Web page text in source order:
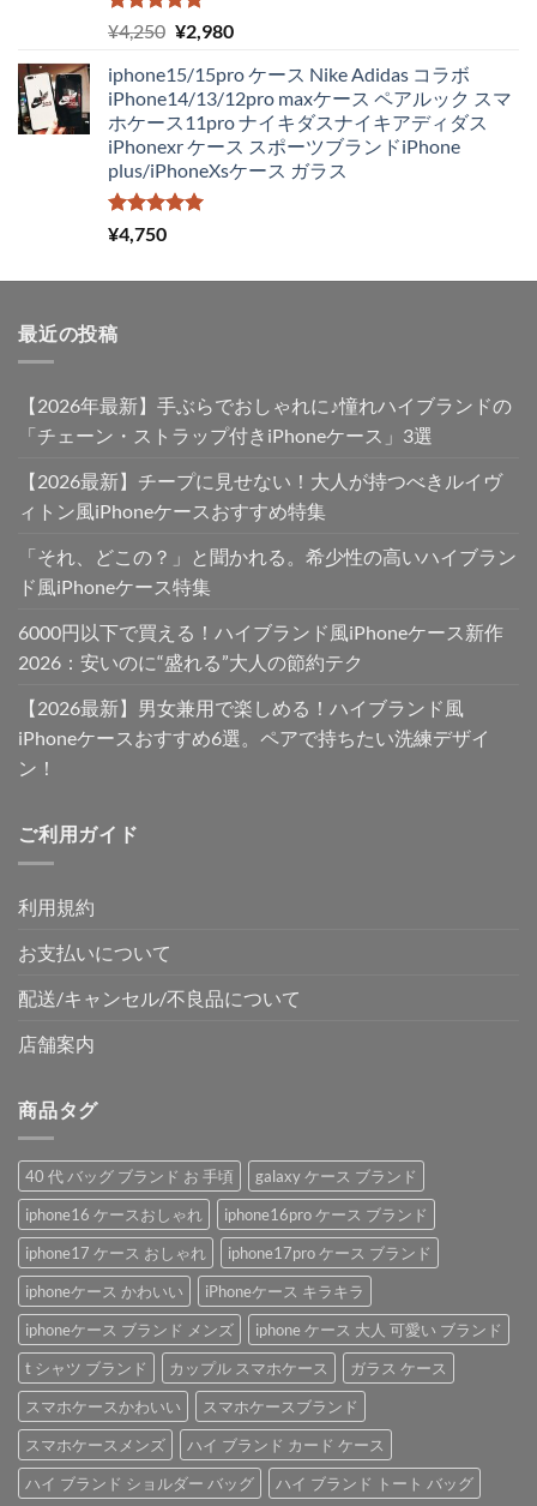
し
で
5段階中
5.00
の評価
¥4,250 元
価
格
は
¥4,250
で
し
¥2,980現
の
価
格
は
¥2,980
iphone15/15pro ケース Nike Adidas コラボ
iPhone14/13/12pro maxケース ペアルック スマ
ホケース11pro ナイキダスナイキアディダス
iPhonexr ケース スポーツブランドiPhone
plus/iPhoneXsケース ガラス
5段階中
5.00
¥4,750
最近の投稿
【2026年最新】手ぶらでおしゃれに♪憧れハイブランドの
「チェーン・ストラップ付きiPhoneケース」3選
【2026最新】チープに見せない！大人が持つべきルイヴ
ィトン風iPhoneケースおすすめ特集
「それ、どこの？」と聞かれる。希少性の高いハイブラン
ド風iPhoneケース特集
6000円以下で買える！ハイブランド風iPhoneケース新作
2026：安いのに“盛れる”大人の節約テク
【2026最新】男女兼用で楽しめる！ハイブランド風
iPhoneケースおすすめ6選。ペアで持ちたい洗練デザイ
ン！
ご利用ガイド
利用規約
お支払いについて
配送/キャンセル/不良品について
店舗案内
商品タグ
40 代 バッグ ブランド お 手頃
galaxy ケース ブランド
iphone16 ケースおしゃれ
iphone16pro ケース ブランド
iphone17 ケース おしゃれ
iphone17pro ケース ブランド
iphoneケース かわいい
iPhoneケース キラキラ
iphoneケース ブランド メンズ
iphone ケース 大人 可愛い ブランド
t シャツ ブランド
カップル スマホケース
ガラス ケース
スマホケースかわいい
スマホケースブランド
スマホケースメンズ
ハイ ブランド カード ケース
ハイ ブランド ショルダー バッグ
ハイ ブランド トート バッグ